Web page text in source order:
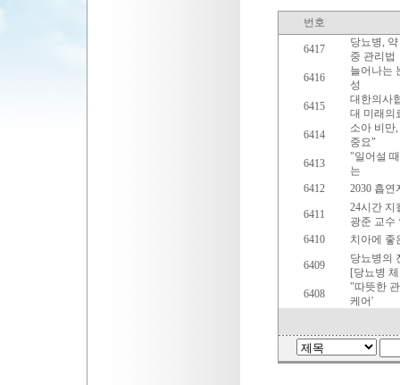
번호
6417
당뇨병,
중 관리법
6416
늘어나는
성
6415
대한의사
대 미래의
6414
소아 비만
중요"
6413
"일어설
는
6412
2030 흡연
6411
24시간 지
광준 교수
6410
치아에 좋
6409
당뇨병의
[당뇨병
6408
"따뜻한
케어'